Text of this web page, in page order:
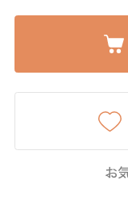
お